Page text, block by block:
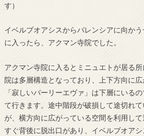
す）
イベルブオアシスからバレンシアに向か
に入ったら、アクマン寺院でした。
アクマン寺院に入るとミニュエトが居る
院は多層構造となっており、上下方向に
「寂しいパーリーエヴァ」は下層にいる
て行きます。途中階段が破損して途切れ
が、横方向に広がっている空間を利用し
すぐ背後に脱出口があり、イベルブオアシ